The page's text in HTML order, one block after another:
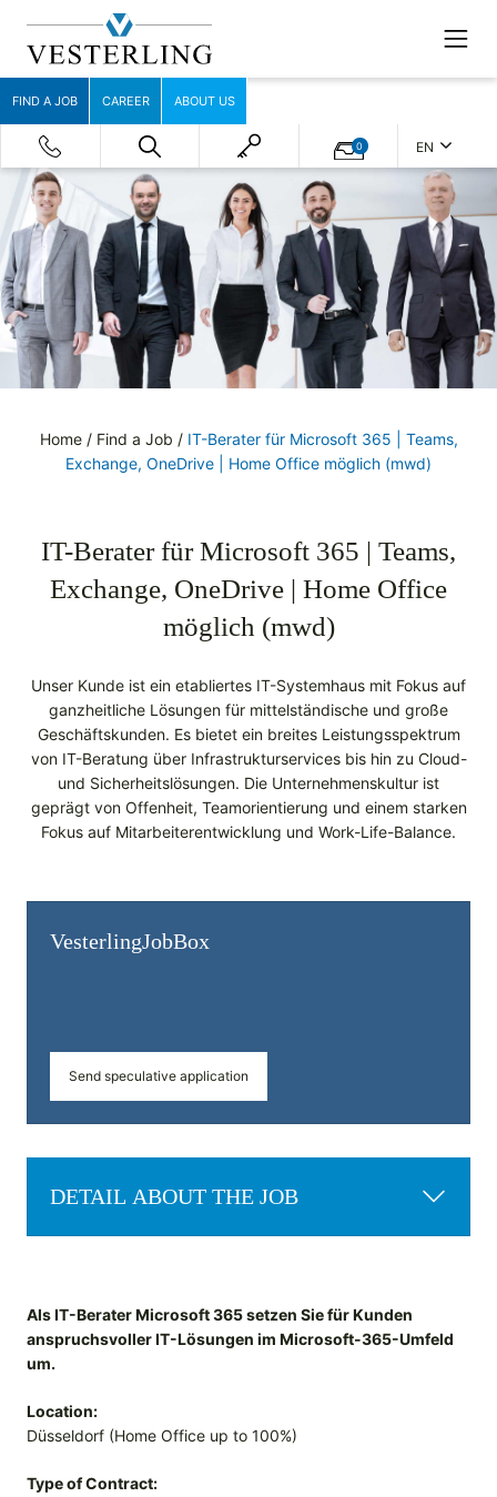
FIND A JOB CAREER ABOUT US
0 EN
Home/ Find a Job / IT-Berater für Microsoft 365 | Teams,
Exchange, OneDrive | Home Office möglich (mwd)
IT-Berater für Microsoft 365 | Teams,
Exchange, OneDrive | Home Office
möglich (mwd)
Unser Kunde ist ein etabliertes IT-Systemhaus mit Fokus auf
ganzheitliche Lösungen für mittelständische und große
Geschäftskunden. Es bietet ein breites Leistungsspektrum
von IT-Beratung über Infrastrukturservices bis hin zu Cloud-
und Sicherheitslösungen. Die Unternehmenskultur ist
geprägt von Offenheit, Teamorientierung und einem starken
Fokus auf Mitarbeiterentwicklung und Work-Life-Balance.
Vesterling­JobBox
Send speculative application
DETAIL ABOUT THE JOB
Als IT-Berater Microsoft 365 setzen Sie für Kunden
anspruchsvoller IT-Lösungen im Microsoft-365-Umfeld
um.
Location:
Düsseldorf (Home Office up to 100%)
Type of Contract: